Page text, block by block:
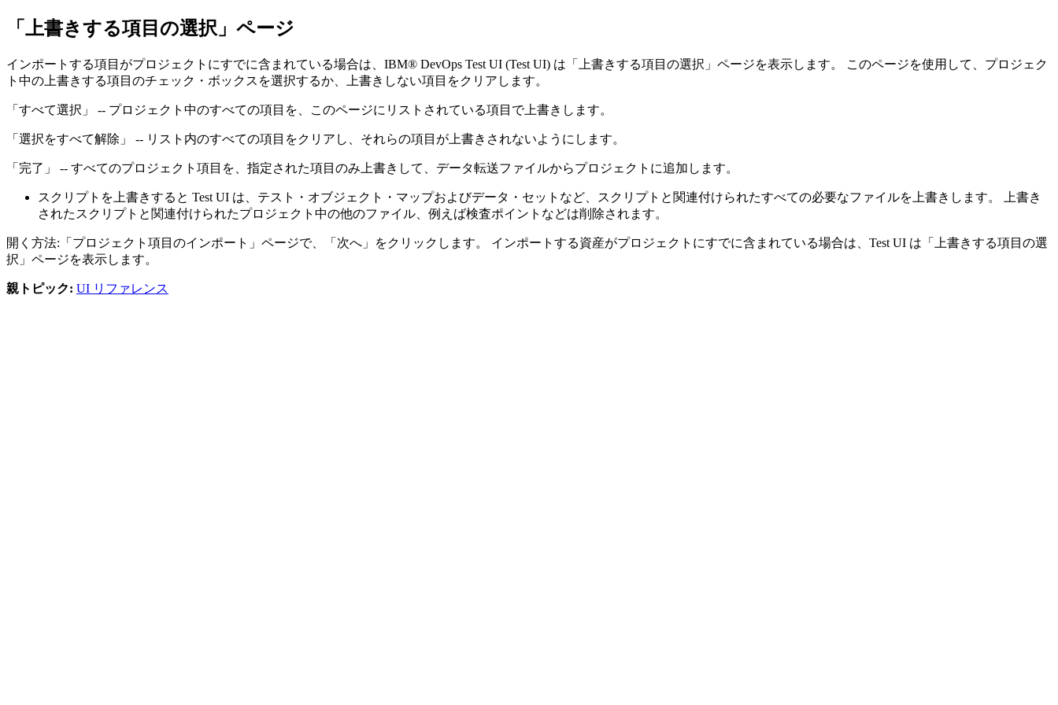
「上書きする項目の選択」ページ
インポートする項目がプロジェクトにすでに含まれている場合は、 IBM® DevOps Test UI (Test UI) は「上書きする項目の選択」ページを表示します。 このページを使用して、プロジェク
ト中の上書きする項目のチェック・ボックスを選択するか、上書きしない項目をクリアします。
「すべて選択」 -- プロジェクト中のすべての項目を、このページにリストされている項目で上書きします。
「選択をすべて解除」 -- リスト内のすべての項目をクリアし、それらの項目が上書きされないようにします。
「完了」 -- すべてのプロジェクト項目を、指定された項目のみ上書きして、データ転送ファイルからプロジェクトに追加します。
スクリプトを上書きすると Test UI は、テスト・オブジェクト・マップおよびデータ・セットなど、スクリプトと関連付けられたすべての必要なファイルを上書きします。 上書き
されたスクリプトと関連付けられたプロジェクト中の他のファイル、例えば検査ポイントなどは削除されます。
開く方法:「プロジェクト項目のインポート」ページで、 「次へ」 をクリックします。 インポートする資産がプロジェクトにすでに含まれている場合は、 Test UI は「上書きする項目の選
択」ページを表示します。
親トピック: UI リファレンス